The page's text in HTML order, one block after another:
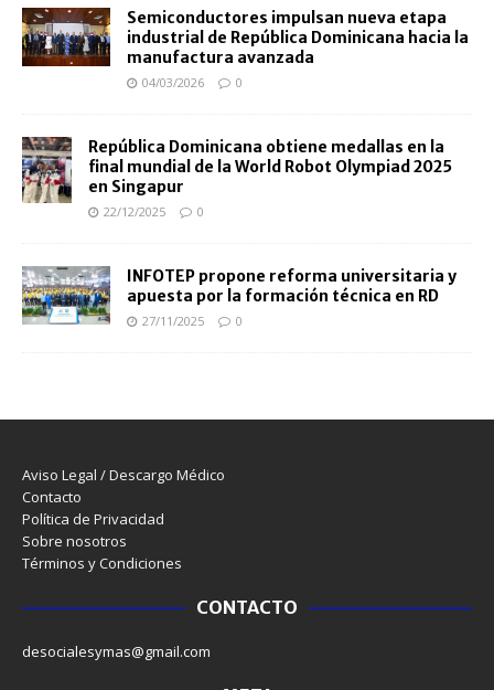
Semiconductores impulsan nueva etapa
industrial de República Dominicana hacia la
manufactura avanzada
04/03/2026 0
República Dominicana obtiene medallas en la
final mundial de la World Robot Olympiad 2025
en Singapur
22/12/2025 0
INFOTEP propone reforma universitaria y
apuesta por la formación técnica en RD
27/11/2025 0
Aviso Legal / Descargo Médico
Contacto
Política de Privacidad
Sobre nosotros
Términos y Condiciones
CONTACTO
desocialesymas@gmail.com